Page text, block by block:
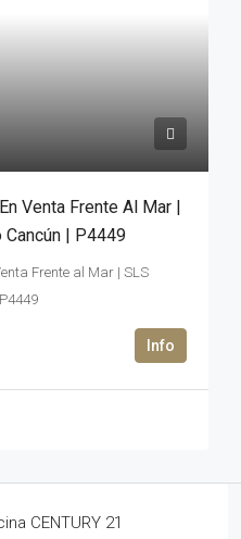
Venta Frente Al Mar |
Cancún | P4449
Frente al Mar | SLS
CENTURY 21